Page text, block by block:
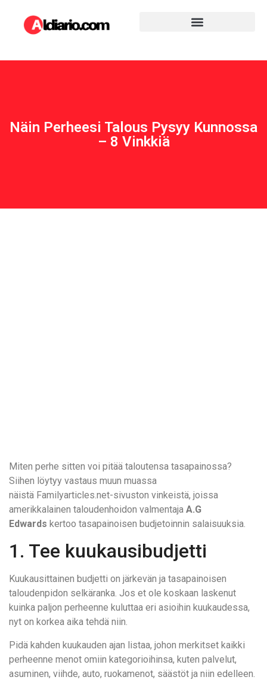
Näin Perheesi Talous Pysyy Kunnossa
– 8 Vinkkiä
Miten perhe sitten voi pitää taloutensa tasapainossa?
Siihen löytyy vastaus muun muassa
näistä Familyarticles.net-sivuston vinkeistä, joissa
amerikkalainen taloudenhoidon valmentaja A.G
Edwards kertoo tasapainoisen budjetoinnin salaisuuksia.
1. Tee kuukausibudjetti
Kuukausittainen budjetti on järkevän ja tasapainoisen
taloudenpidon selkäranka. Jos et ole koskaan laskenut
kuinka paljon perheenne kuluttaa eri asioihin kuukaudessa,
nyt on korkea aika tehdä niin.
Pidä kahden kuukauden ajan listaa, johon merkitset kaikki
perheenne menot omiin kategorioihinsa, kuten palvelut,
asuminen, viihde, auto, ruokamenot, säästöt ja niin edelleen.